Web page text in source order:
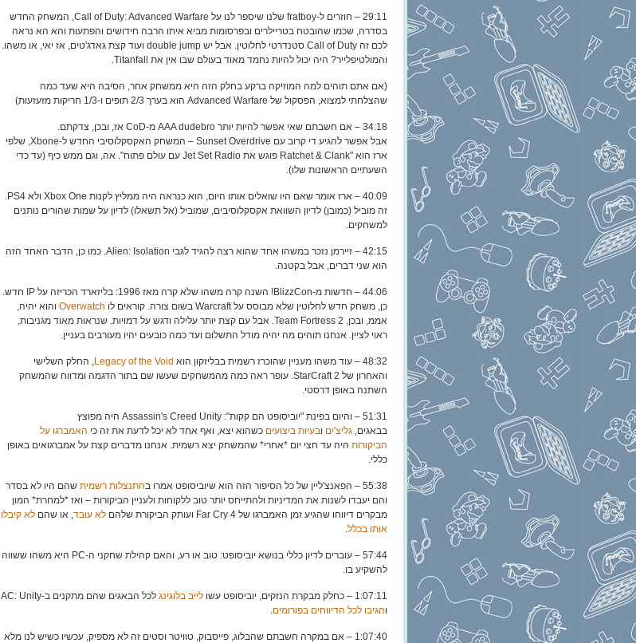
29:11 – חוזרים ל-fratboy שלנו שיספר לנו על Call of Duty: Advanced Warfare, המשחק החדש
בסדרה, שכמו שהובטח בטריילרים ובפרסומות מביא איתו הרבה חידושים והפתעות והא הא נראה
לכם זה Call of Duty סטנדרטי לחלוטין. אבל יש double jump ועוד קצת גאדג'טים, אז יאי, או משהו.
והמולטיפלייר? היה יכול להיות נחמד מאוד בעולם שבו אין את Titanfall.
(אם אתם תוהים למה המוזיקה ברקע בחלק הזה היא ממשחק אחר, הסיבה היא שעד כמה
שהצלחתי למצוא, הפסקול של Advanced Warfare הוא בערך 2/3 תופים ו-1/3 חריקות מזעזעות)
34:18 – אם חשבתם שאי אפשר להיות יותר AAA dudebro מ-CoD אז, ובכן, צדקתם.
אבל אפשר להגיע די קרוב עם Sunset Overdrive – המשחק האקסקלוסיבי החדש ל-Xbone, שלפי
ארז הוא "Ratchet & Clank פוגש את Jet Set Radio עם עולם פתוח". אה, וגם ממש כיף (עד כדי
השעתיים הראשונות שלו).
40:09 – ארז אומר שאם היו שואלים אותו היום, הוא כנראה היה ממליץ לקנות Xbox One ולא PS4.
זה מוביל (כמובן) לדיון השוואת אקסקלוסיבים, שמוביל (אל תשאלו) לדיון על שמות שהורים נותנים
למשחקים.
42:15 – זיירמן נזכר במשהו אחד שהוא רצה להגיד לגבי Alien: Isolation. כמו כן, הדבר האחד הזה
הוא שני דברים, אבל בקטנה.
44:06 – חדשות מ-BlizzCon! השנה קרה משהו שלא קרה מאז 1996: בליזארד הכריזה על IP חדש.
כן, משחק חדש לחלוטין שלא מבוסס על Warcraft בשום צורה. קוראים לו
Overwatch והוא יהיה,
אממ, ובכן, Team Fortress 2. אבל עם קצת יותר עלילה ודגש על דמויות. שנראות מאוד מגניבות,
ראוי לציין. אנחנו תוהים מה יהיה מודל התשלום ועד כמה כובעים יהיו מעורבים בעניין.
48:32 – עוד משהו מעניין שהוכרז רשמית בבליזקון הוא Legacy of the Void, החלק השלישי
והאחרון של StarCraft 2. עופר ראה כמה מהמשחקים שעשו שם בתור הדגמה ומדווח שהמשחק
השתנה באופן דרסטי.
51:31 – והיום בפינת "יוביסופט הם קקות": Assassin's Creed Unity היה מפוצץ
בבאגים, גליצ'ים ובעיות ביצועים כשהוא יצא, ואף אחד לא יכל לדעת את זה כי האמברגו על
הביקורות היה עד חצי יום *אחרי* שהמשחק יצא רשמית. אנחנו מדברים קצת על אמברגואים באופן
כללי.
55:38 – הפאנצ'ליין של כל הסיפור הזה הוא שיוביסופט אמרו ב התנצלות רשמית שהם היו לא בסדר
והם יעבדו לשנות את המדיניות ולהתייחס יותר טוב ללקוחות ולעניין הביקורות – ואז *למחרת* המון
מבקרים דיווחו שהגיע זמן האמברגו של Far Cry 4 ועותק הביקורת שלהם
לא עובד, או שהם לא קיבלו
אותו בכלל.
57:44 – עוברים לדיון כללי בנושא יוביסופט: טוב או רע, והאם קהילת שחקני ה-PC היא משהו ששווה
להשקיע בו.
1:07:11 – כחלק מבקרת הנזקים, יוביסופט עשו לייב בלוגינג
לכל הבאגים שהם מתקנים ב-AC: Unity
והגיבו לכל הדיווחים בפורומים.
1:07:40 – אם במקרה חשבתם שהבלוג, פייסבוק, טוויטר וסטים זה לא מספיק, עכשיו כשיש לנו מלא